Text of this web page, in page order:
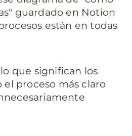
guardado en Notion
están en todas
que significan los
el proceso más claro